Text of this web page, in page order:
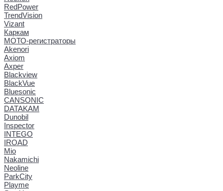
RedPower
TrendVision
Vizant
Каркам
МОТО-регистраторы
Akenori
Axiom
Axper
Blackview
BlackVue
Bluesonic
CANSONIC
DATAKAM
Dunobil
Inspector
INTEGO
IROAD
Mio
Nakamichi
Neoline
ParkCity
Playme